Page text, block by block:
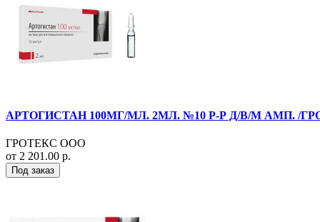
АРТОГИСТАН 100МГ/МЛ. 2МЛ. №10 Р-Р Д/В/М АМП. /
ГРОТЕКС ООО
от 2 201.00 р.
Под заказ